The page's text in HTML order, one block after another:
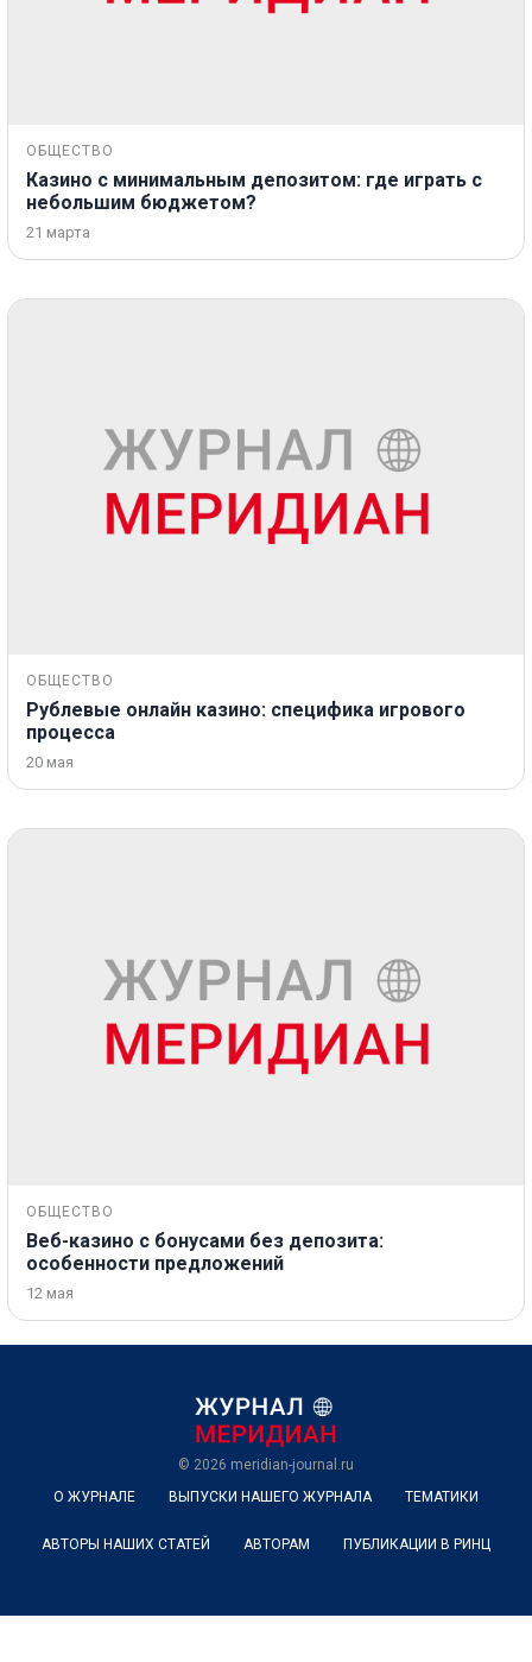
ОБЩЕСТВО
Казино с минимальным депозитом: где играть с
небольшим бюджетом?
21 марта
ОБЩЕСТВО
Рублевые онлайн казино: специфика игрового
процесса
20 мая
ОБЩЕСТВО
Веб-казино с бонусами без депозита:
особенности предложений
12 мая
© 2026 meridian-journal.ru
О ЖУРНАЛЕ
ВЫПУСКИ НАШЕГО ЖУРНАЛА ТЕМАТИКИ
АВТОРЫ НАШИХ СТАТЕЙ АВТОРАМ ПУБЛИКАЦИИ В РИНЦ